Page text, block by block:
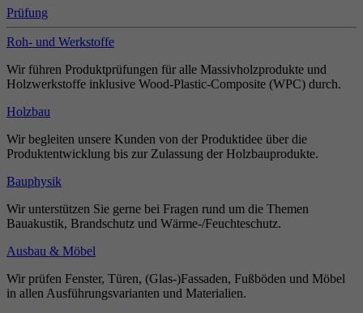
Prüfung
Roh- und Werkstoffe
Wir führen Produktprüfungen für alle Massivholzprodukte und
Holzwerkstoffe inklusive Wood-Plastic-Composite (WPC) durch.
Holzbau
Wir begleiten unsere Kunden von der Produktidee über die
Produktentwicklung bis zur Zulassung der Holzbauprodukte.
Bauphysik
Wir unterstützen Sie gerne bei Fragen rund um die Themen
Bauakustik, Brandschutz und Wärme-/Feuchteschutz.
Ausbau & Möbel
Wir prüfen Fenster, Türen, (Glas-)Fassaden, Fußböden und Möbel
in allen Ausführungsvarianten und Materialien.